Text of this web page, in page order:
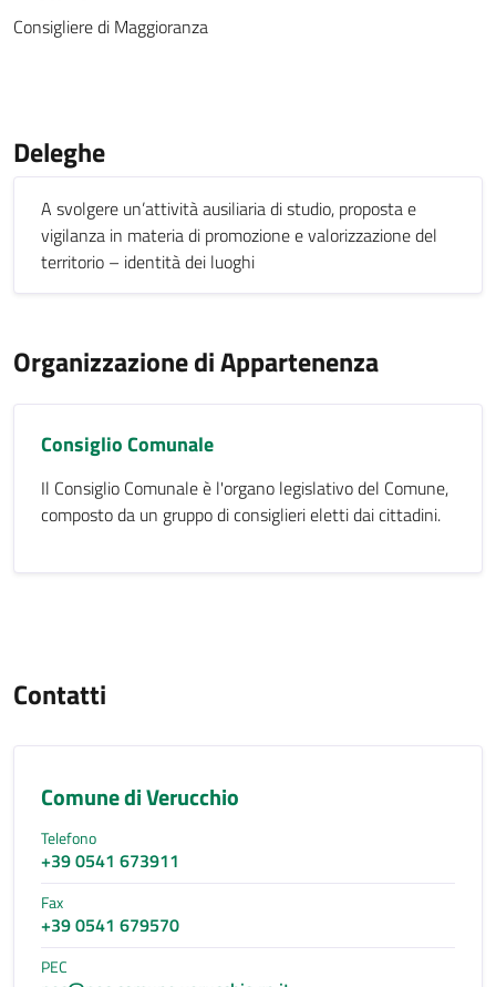
Consigliere di Maggioranza
Deleghe
A svolgere un’attività ausiliaria di studio, proposta e
vigilanza in materia di promozione e valorizzazione del
territorio – identità dei luoghi
Organizzazione di Appartenenza
Consiglio Comunale
Il Consiglio Comunale è l'organo legislativo del Comune,
composto da un gruppo di consiglieri eletti dai cittadini.
Contatti
Comune di Verucchio
Telefono
+39 0541 673911
Fax
+39 0541 679570
PEC